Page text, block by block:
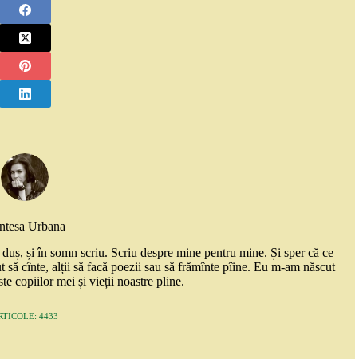
Urbana
și în somn scriu. Scriu despre mine pentru mine. Și sper că ce
cînte, alții să facă poezii sau să frămînte pîine. Eu m-am născut
copiilor mei și vieții noastre pline.
4433